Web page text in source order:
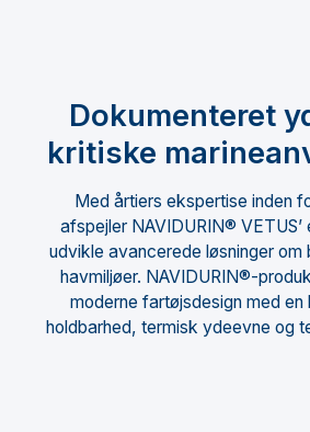
Dokumenteret
kritiske
Med årtiers ekspertise inden
afspejler NAVIDURIN® VETUS’
udvikle avancerede løsninger
havmiljøer. NAVIDURIN®-
moderne fartøjsdesign med en
holdbarhed, termisk ydeevne og